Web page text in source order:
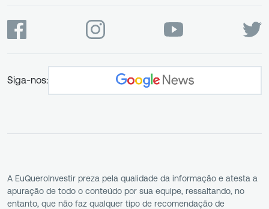
Siga-nos:
A EuQueroInvestir preza pela qualidade da informação e atesta a
apuração de todo o conteúdo por sua equipe, ressaltando, no
entanto, que não faz qualquer tipo de recomendação de